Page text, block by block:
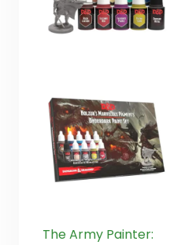
The Army Painter: